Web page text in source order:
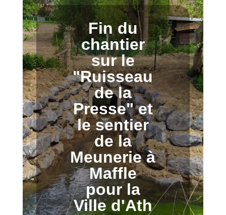
Fin du
chantier
sur le
"Ruisseau
de la
Presse" et
le sentier
de la
Meunerie à
Maffle
pour la
Ville d'Ath